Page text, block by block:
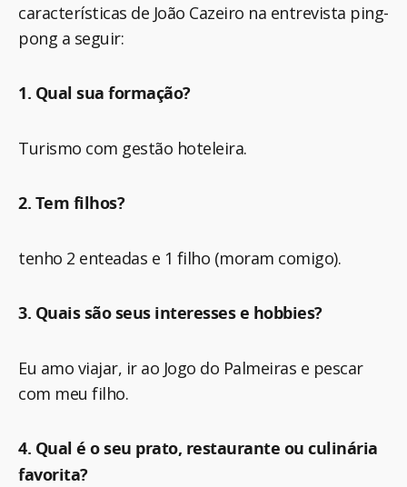
características de João Cazeiro na entrevista ping-
pong a seguir:
1. Qual sua formação?
Turismo com gestão hoteleira.
2. Tem filhos?
tenho 2 enteadas e 1 filho (moram comigo).
3. Quais são seus interesses e hobbies?
Eu amo viajar, ir ao Jogo do Palmeiras e pescar
com meu filho.
4. Qual é o seu prato, restaurante ou culinária
favorita?